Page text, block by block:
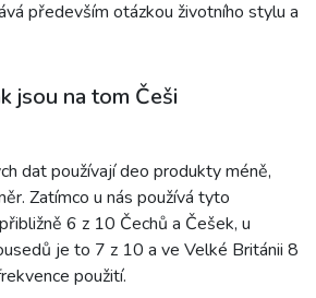
především otázkou životního stylu a
jsou na tom Češi
dat používají deo produkty méně,
Zatímco u nás používá tyto
6 z 10 Čechů a Češek, u
je to 7 z 10 a ve Velké Británii 8
použití.